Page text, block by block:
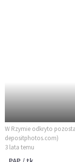
W Rzymie odkryto
depositphotos.com)
3 lata temu